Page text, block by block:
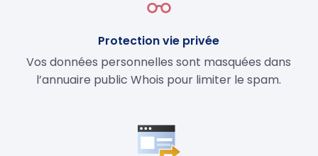
Protection vie privée
Vos données personnelles sont masquées dans
l’annuaire public Whois pour limiter le spam.